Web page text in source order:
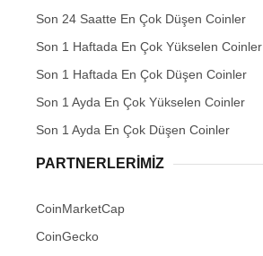
Son 24 Saatte En Çok Düşen Coinler
Son 1 Haftada En Çok Yükselen Coinler
Son 1 Haftada En Çok Düşen Coinler
Son 1 Ayda En Çok Yükselen Coinler
Son 1 Ayda En Çok Düşen Coinler
PARTNERLERIMIZ
CoinMarketCap
CoinGecko